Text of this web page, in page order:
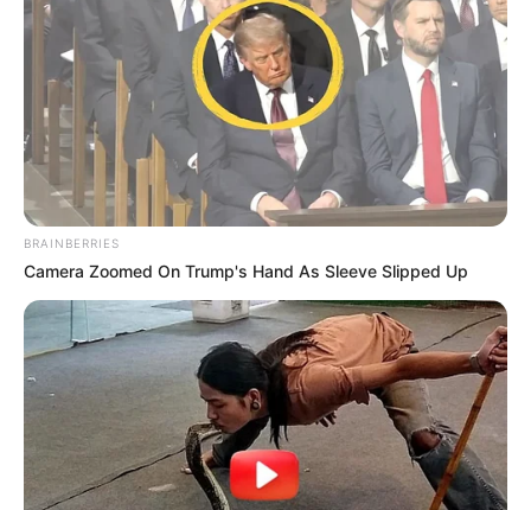
BRAINBERRIES
Camera Zoomed On Trump's Hand As Sleeve Slipped Up